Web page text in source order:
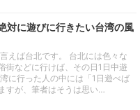
に遊びに行きたい台湾の風
えば台北です。 台北には色々な
街などに行けば、その日1日中遊
に行った人の中には「1日遊べば
すが、筆者はそうは思い…